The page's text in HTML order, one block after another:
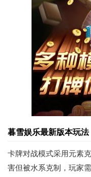
暮雪娱乐最新版本玩法
卡牌对战模式采用元素
害但被水系克制，玩家